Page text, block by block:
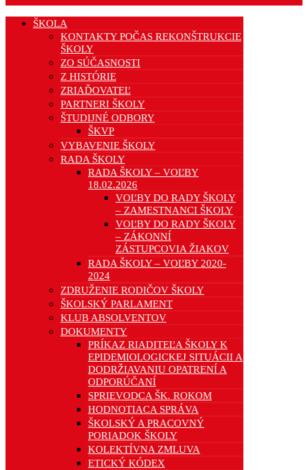
ŠKOLA
KONTAKTY POČAS REKONŠTRUKCIE
ŠKOLY
ZO SÚČASNOSTI
Z HISTÓRIE
ZRIAĎOVATEĽ
PARTNERI ŠKOLY
ŠTUDIJNÉ ODBORY
ŠKVP
VYBAVENIE ŠKOLY
RADA ŠKOLY
RADA ŠKOLY – VOĽBY
18.02.2026
VOĽBY DO RADY ŠKOLY
– ZAMESTNANCI ŠKOLY
VOĽBY DO RADY ŠKOLY
– ZÁKONNÍ
ZÁSTUPCOVIA ŽIAKOV
RADA ŠKOLY – VOĽBY 2020-
2024
ZDRUŽENIE RODIČOV ŠKOLY
ŠKOLSKÝ PARLAMENT
KLUB ABSOLVENTOV
DOKUMENTY
PRÍKAZ RIADITEĽA ŠKOLY K
EPIDEMIOLOGICKEJ SITUÁCII A
DODRŽIAVANIU OPATRENÍ A
ODPORÚČANÍ
SPRIEVODCA ŠK. ROKOM
HODNOTIACA SPRÁVA
ŠKOLSKÝ A PRACOVNÝ
PORIADOK ŠKOLY
KOLEKTÍVNA ZMLUVA
ETICKÝ KÓDEX